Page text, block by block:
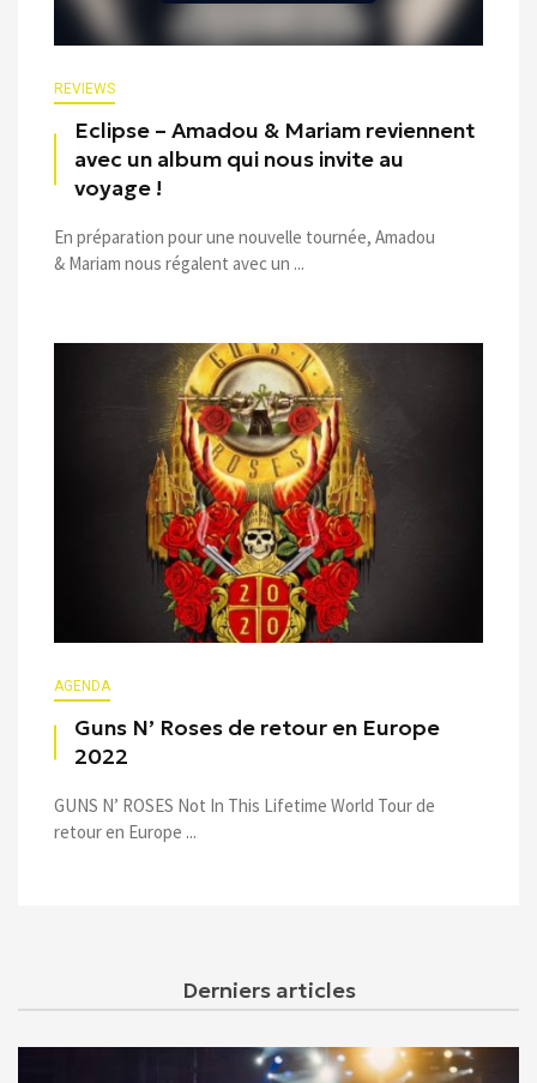
REVIEWS
Eclipse – Amadou & Mariam reviennent
avec un album qui nous invite au
voyage !
En préparation pour une nouvelle tournée, Amadou
& Mariam nous régalent avec un ...
AGENDA
Guns N’ Roses de retour en Europe
2022
GUNS N’ ROSES Not In This Lifetime World Tour de
retour en Europe ...
Derniers articles